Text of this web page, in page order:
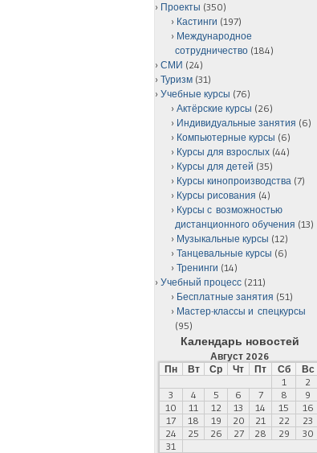
Проекты (350)
Кастинги (197)
Международное
сотрудничество (184)
СМИ (24)
Туризм (31)
Учебные курсы (76)
Актёрские курсы (26)
Индивидуальные занятия (6)
Компьютерные курсы (6)
Курсы для взрослых (44)
Курсы для детей (35)
Курсы кинопроизводства (7)
Курсы рисования (4)
Курсы с возможностью
дистанционного обучения (13)
Музыкальные курсы (12)
Танцевальные курсы (6)
Тренинги (14)
Учебный процесс (211)
Бесплатные занятия (51)
Мастер-классы и спецкурсы
(95)
Календарь новостей
Август 2026
Пн
Вт Ср Чт Пт Сб
Вс
1
2
3
4 5 6 7 8
9
10
11 12 13 14 15
16
17
18 19 20 21 22
23
24
25 26 27 28 29
30
31